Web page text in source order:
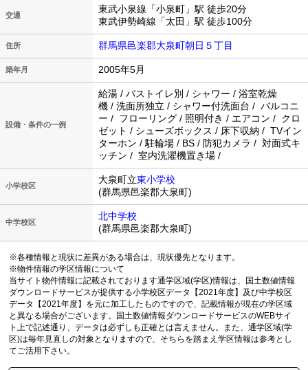
交通
東武小泉線「小泉町」駅 徒歩20分
東武伊勢崎線「太田」駅 徒歩100分
住所 群馬県邑楽郡大泉町朝日５丁目
築年月 2005年5月
設備・条件の一例
給湯 / バストイレ別 / シャワー / 浴室乾燥
機 / 洗面所独立 / シャワー付洗面台 / バルコニ
ー / フローリング / 照明付き / エアコン / クロ
ゼット / シューズボックス / 床下収納 / TVイン
ターホン / 駐輪場 / BS / 防犯カメラ / 対面式キ
ッチン / 室内洗濯機置き場 /
小学校区
大泉町立東小学校
(群馬県邑楽郡大泉町)
中学校区
北中学校
(群馬県邑楽郡大泉町)
※各種情報と現状に差異がある場合は、現状優先となります。
※物件情報の学区情報について
当サイト物件情報に記載されております通学区域(学区)情報は、国土数値情報
ダウンロードサービスが提供する小学校区データ【2021年度】及び中学校区
データ【2021年度】を元に加工したものですので、記載情報が現在の学区域
と異なる場合がございます。国土数値情報ダウンロードサービスのWEBサイ
ト上で記述通り、データは必ずしも正確とは言えません。また、通学区域(学
区)は毎年見直しの対象となりますので、そちらを踏まえ学区情報は参考とし
てご活用下さい。